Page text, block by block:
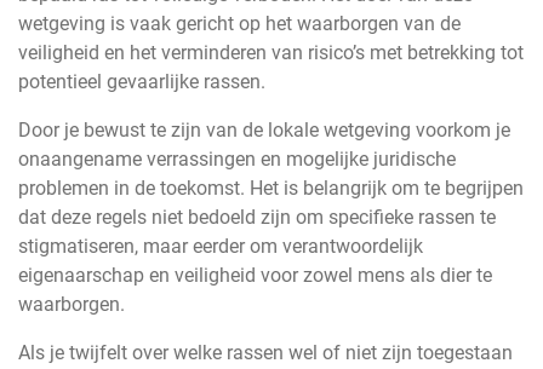
wetgeving is vaak gericht op het waarborgen van de
veiligheid en het verminderen van risico’s met betrekking tot
potentieel gevaarlijke rassen.
Door je bewust te zijn van de lokale wetgeving voorkom je
onaangename verrassingen en mogelijke juridische
problemen in de toekomst. Het is belangrijk om te begrijpen
dat deze regels niet bedoeld zijn om specifieke rassen te
stigmatiseren, maar eerder om verantwoordelijk
eigenaarschap en veiligheid voor zowel mens als dier te
waarborgen.
Als je twijfelt over welke rassen wel of niet zijn toegestaan